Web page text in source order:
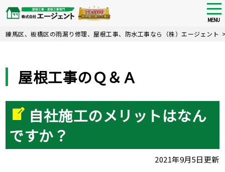
Skip
MENU
練馬区、板橋区の雨漏り修理、屋根工事、防水工事なら（株）エージェント
屋根工事のＱ＆Ａ
自社施工のメリットはなん
ですか？
2021年9月5日更新